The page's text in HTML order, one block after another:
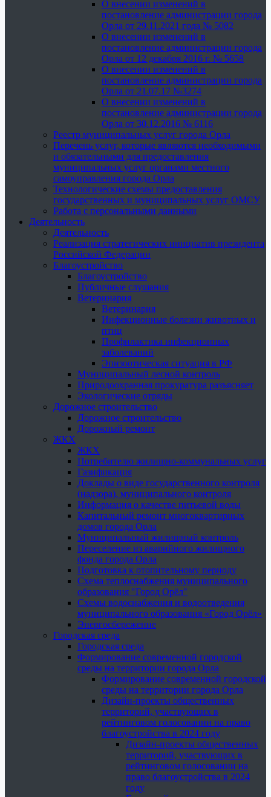
О внесении изменений в
постановление администрации города
Орла от 29.11.2021 года № 5082
О внесении изменений в
постановление администрации города
Орла от 12 декабря 2016 г. № 5658
О внесении изменений в
постановление администрации города
Орла от 21.07.17 №3274
О внесении изменений в
постановление администрации города
Орла от 30.12.2016 № 6116
Реестр муниципальных услуг города Орла
Перечень услуг, которые являются необходимыми
и обязательными для предоставления
муниципальных услуг органами местного
самоуправления города Орла
Технологические схемы предоставления
государственных и муниципальных услуг ОМСУ
Работа с персональными данными
Деятельность
Деятельность
Реализация стратегических инициатив президента
Российской Федерации
Благоустройство
Благоустройство
Публичные слушания
Ветеринария
Ветеринария
Инфекционные болезни животных и
птиц
Профилактика инфекционных
заболеваний
Эпизоотическая ситуация в РФ
Муниципальный лесной контроль
Природоохранная прокуратура разъясняет
Экологические отряды
Дорожное строительство
Дорожное строительство
Дорожный ремонт
ЖКХ
ЖКХ
Потребителю жилищно-коммунальных услуг
Газификация
Доклады о виде государственного контроля
(надзора), муниципального контроля
Информация о качестве питьевой воды
Капитальный ремонт многоквартирных
домов города Орла
Муниципальный жилищный контроль
Переселение из аварийного жилищного
фонда города Орла
Подготовка к отопительному периоду
Схема теплоснабжения муниципального
образования "Город Орёл"
Схемы водоснабжения и водоотведения
муниципального образования «Город Орёл»
Энергосбережение
Городская среда
Городская среда
Формирование современной городской
среды на территории города Орла
Формирование современной городской
среды на территории города Орла
Дизайн-проекты общественных
территорий, участвующих в
рейтинговом голосовании на право
благоустройства в 2024 году
Дизайн-проекты общественных
территорий, участвующих в
рейтинговом голосовании на
право благоустройства в 2024
году